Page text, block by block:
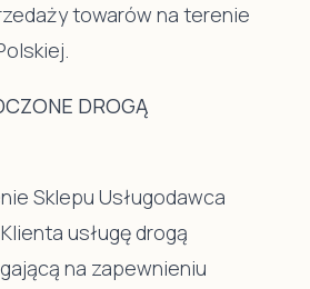
towarów na terenie
DROGĄ
Sklepu Usługodawca
usługę drogą
na zapewnieniu